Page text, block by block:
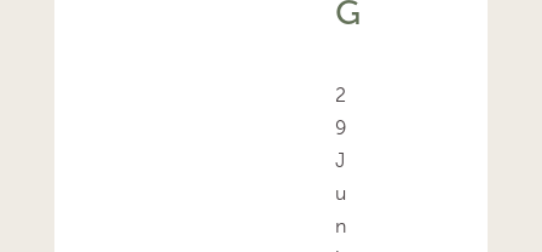
2
9
J
u
n